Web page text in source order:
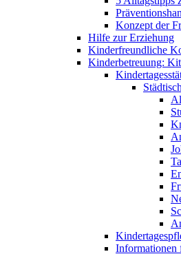
Konzept der
Hilfe zur Erziehung
Kinderfreundliche
Kinderbetreuung:
Informationen